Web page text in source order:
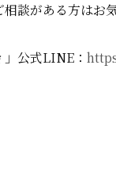
談がある方はお
公式LINE：